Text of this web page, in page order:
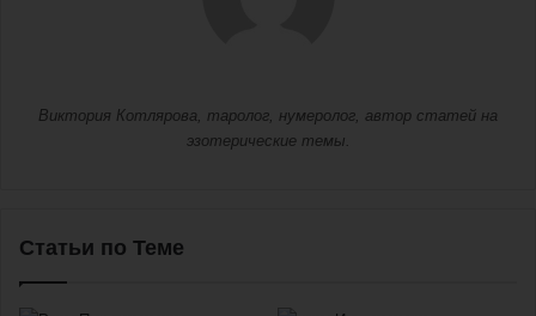
Виктория Котлярова, таролог, нумеролог, автор статей на
эзотерические темы.
Статьи по Теме